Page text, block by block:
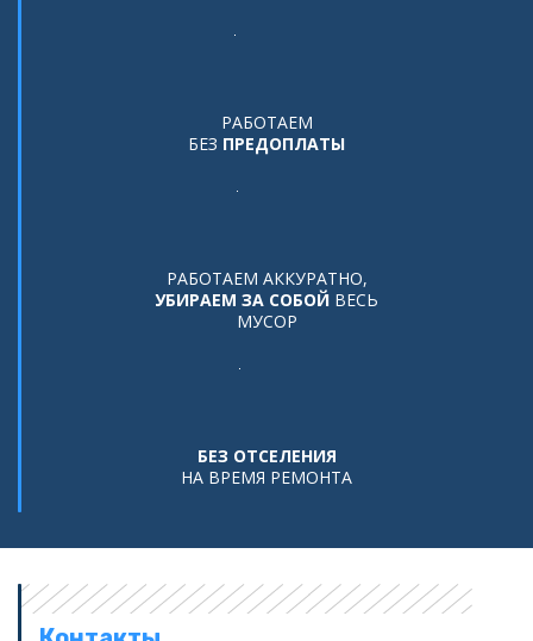
РАБОТАЕМ
БЕЗ ПРЕДОПЛАТЫ
РАБОТАЕМ АККУРАТНО,
УБИРАЕМ ЗА СОБОЙ ВЕСЬ
МУСОР
БЕЗ ОТСЕЛЕНИЯ
НА ВРЕМЯ РЕМОНТА